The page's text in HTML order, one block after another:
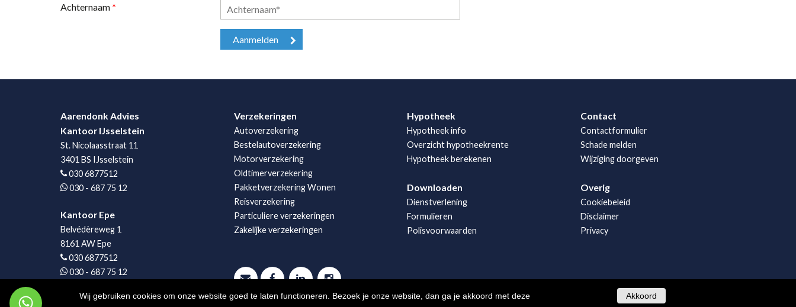
Wij gebruiken cookies om onze website goed te laten functioneren. Bezoek je onze website, dan ga je akkoord met deze Akkoord
Achternaam *
Aarendonk Advies
Kantoor IJsselstein
St. Nicolaasstraat 11
3401 BS IJsselstein
030 6877512
030 - 687 75 12
Kantoor Epe
Belvédèreweg 1
8161 AW Epe
030 6877512
030 - 687 75 12
Verzekeringen
Autoverzekering
Bestelautoverzekering
Motorverzekering
Oldtimerverzekering
Pakketverzekering Wonen
Reisverzekering
Particuliere verzekeringen
Zakelijke verzekeringen
Hypotheek
Hypotheek info
Overzicht hypotheekrente
Hypotheek berekenen
Downloaden
Dienstverlening
Formulieren
Polisvoorwaarden
Contact
Contactformulier
Schade melden
Wijziging doorgeven
Overig
Cookiebeleid
Disclaimer
Privacy